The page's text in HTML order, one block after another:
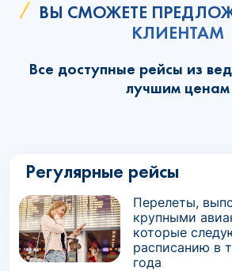
ВЫ СМОЖЕТЕ
КЛИЕНТАМ
Все доступные рейсы из
лучшим ценам
Регулярные рейсы
Перелеты,
крупными
которые
расписанию в
года